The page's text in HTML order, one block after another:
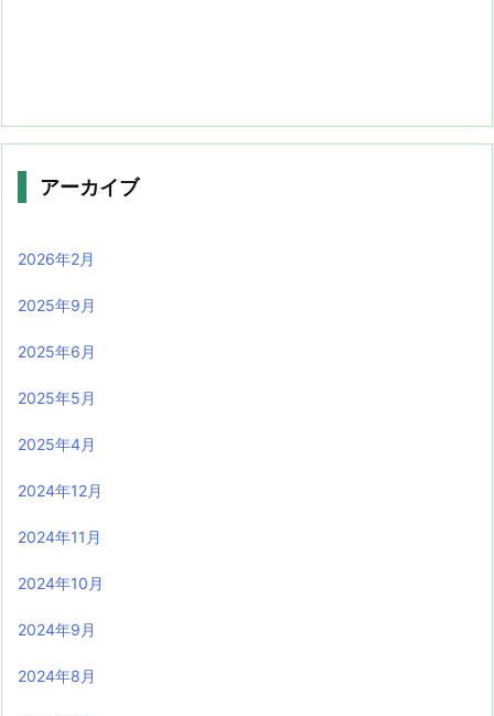
アーカイブ
2026年2月
2025年9月
2025年6月
2025年5月
2025年4月
2024年12月
2024年11月
2024年10月
2024年9月
2024年8月